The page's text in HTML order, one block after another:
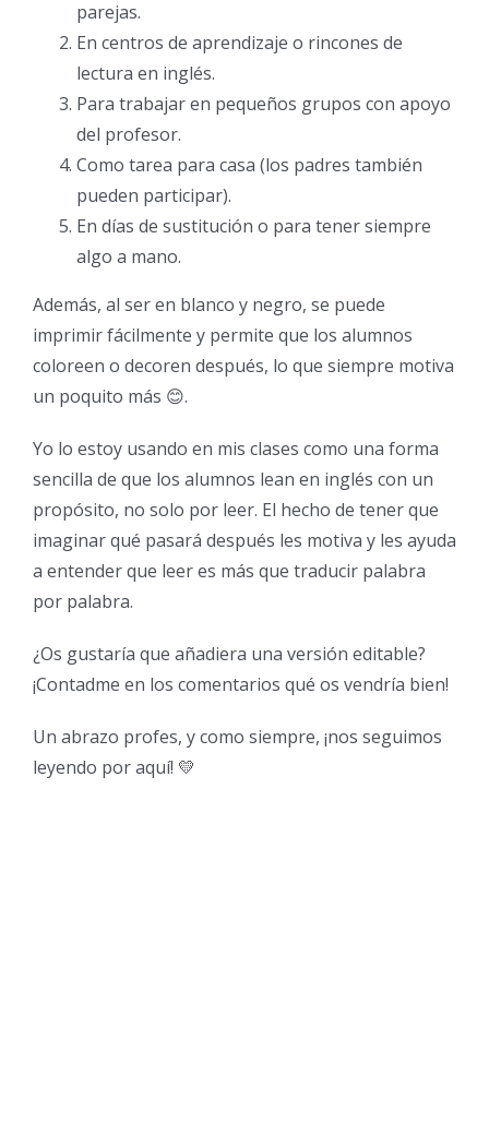
parejas.
En centros de aprendizaje o rincones de
lectura en inglés.
Para trabajar en pequeños grupos con apoyo
del profesor.
Como tarea para casa (los padres también
pueden participar).
En días de sustitución o para tener siempre
algo a mano.
Además, al ser en blanco y negro, se puede
imprimir fácilmente y permite que los alumnos
coloreen o decoren después, lo que siempre motiva
un poquito más 😊.
Yo lo estoy usando en mis clases como una forma
sencilla de que los alumnos lean en inglés con un
propósito, no solo por leer. El hecho de tener que
imaginar qué pasará después les motiva y les ayuda
a entender que leer es más que traducir palabra
por palabra.
¿Os gustaría que añadiera una versión editable?
¡Contadme en los comentarios qué os vendría bien!
Un abrazo profes, y como siempre, ¡nos seguimos
leyendo por aquí! 💛